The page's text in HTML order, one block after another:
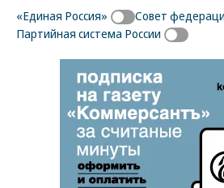
«Единая Россия»
Совет
Партийная система России